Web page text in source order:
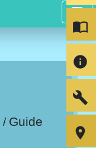
menu
/ Guide
import_contacts
info
build
room